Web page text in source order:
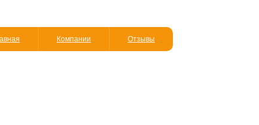
Компании Отзывы